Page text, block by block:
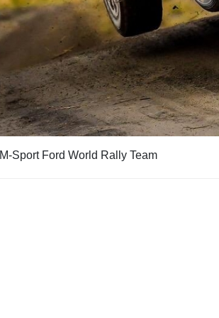
M-Sport Ford World Rally Team